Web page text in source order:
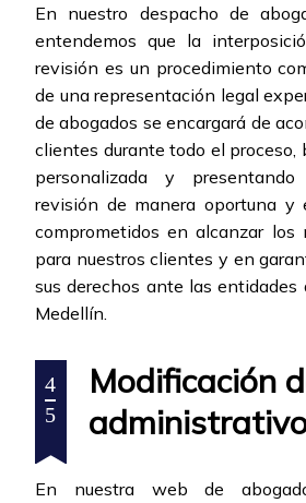
En nuestro despacho de
entendemos que la
revisión es un procedimiento
de una representación legal
de abogados se encargará de
clientes durante todo el proceso,
personalizada y
revisión de manera oportuna y
comprometidos en alcanzar los
para nuestros clientes y en
sus derechos ante las
Medellín.
4
5
Modificación
En nuestra web de